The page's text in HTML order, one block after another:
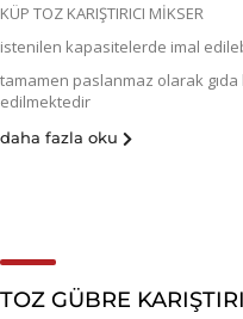
KÜP TOZ KARIŞTIRICI MİKSER
istenilen kapasitelerde imal
tamamen paslanmaz olarak
edilmektedir
daha fazla oku
TOZ GÜBRE